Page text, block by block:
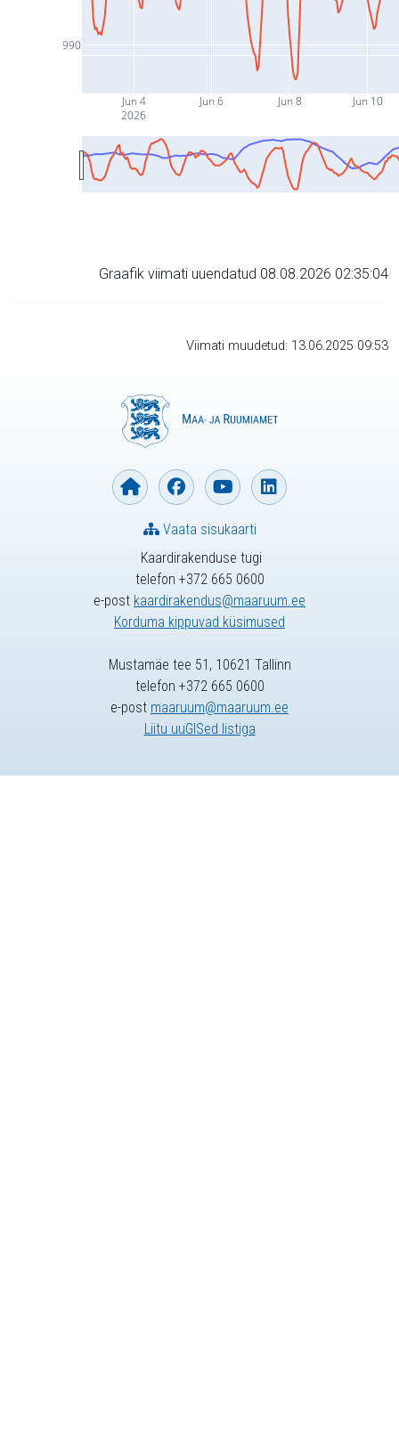
Jun 4
2026
Jun 6 Jun 8 Jun 10
990
Graafik viimati uuendatud 08.08.2026 02:35:04
Viimati muudetud: 13.06.2025 09:53
Kaardirakenduse tugi
telefon +372 665 0600
e-post kaardirakendus@maaruum.ee
Korduma kippuvad küsimused
Vaata sisukaarti
Mustamäe tee 51, 10621 Tallinn
telefon +372 665 0600
e-post maaruum@maaruum.ee
Liitu uuGISed listiga